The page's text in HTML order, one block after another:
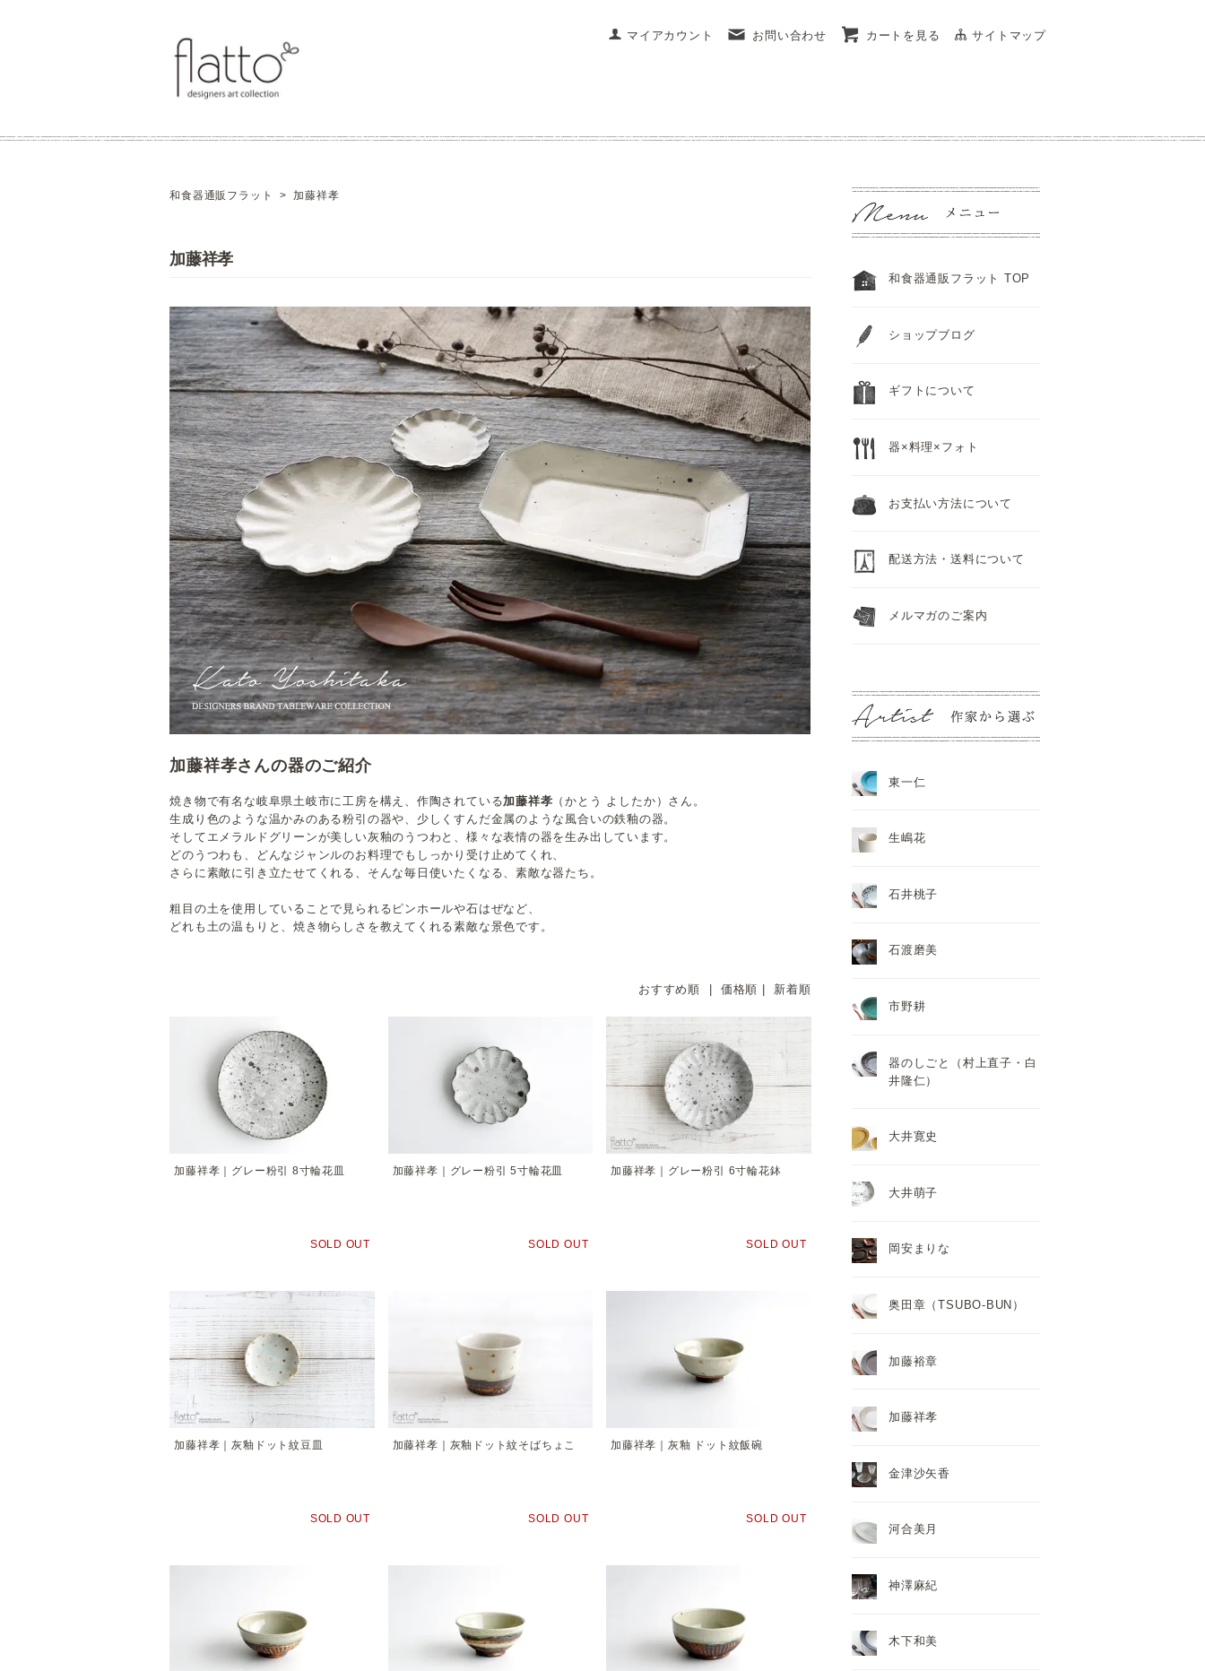
マイアカウント お問い合わせ カートを見る サイトマップ
和食器通販フラット >加藤祥孝
加藤祥孝
加藤祥孝さんの器のご紹介
焼き物で有名な岐阜県土岐市に工房を構え、作陶されている加藤祥孝 （かとう よしたか）さん。
生成り色のような温かみのある粉引の器や、少しくすんだ金属のような風合いの鉄釉の器。
そしてエメラルドグリーンが美しい灰釉のうつわと、様々な表情の器を生み出しています。
どのうつわも、どんなジャンルのお料理でもしっかり受け止めてくれ、
さらに素敵に引き立たせてくれる、そんな毎日使いたくなる、素敵な器たち。
粗目の土を使用していることで見られるピンホールや石はぜなど、
どれも土の温もりと、焼き物らしさを教えてくれる素敵な景色です。
おすすめ順 | 価格順 新着順
加藤祥孝｜グレー粉引 8寸輪花皿
SOLD OUT
加藤祥孝｜グレー粉引 5寸輪花皿
SOLD OUT
加藤祥孝｜グレー粉引 6寸輪花鉢
SOLD OUT
加藤祥孝｜灰釉ドット紋豆皿
SOLD OUT
加藤祥孝｜灰釉ドット紋そばちょこ
SOLD OUT
加藤祥孝｜灰釉 ドット紋飯碗
SOLD OUT
和食器通販フラット TOP
ショップブログ
ギフトについて
器×料理×フォト
お支払い方法について
配送方法・送料について
メルマガのご案内
東一仁
生嶋花
石井桃子
石渡磨美
市野耕
器のしごと（村上直子・白
井隆仁）
大井寛史
大井萌子
岡安まりな
奥田章（TSUBO-BUN）
加藤裕章
加藤祥孝
金津沙矢香
河合美月
神澤麻紀
木下和美